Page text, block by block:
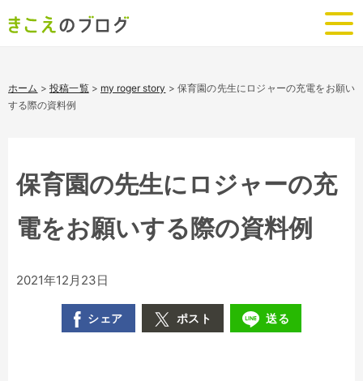
ホーム > 投稿一覧> my roger story > 保育園の先生にロジャーの充電をお願い
する際の資料例
保育園の先生にロジャーの充
電をお願いする際の資料例
2021年12月23日
シェア ポスト 送る